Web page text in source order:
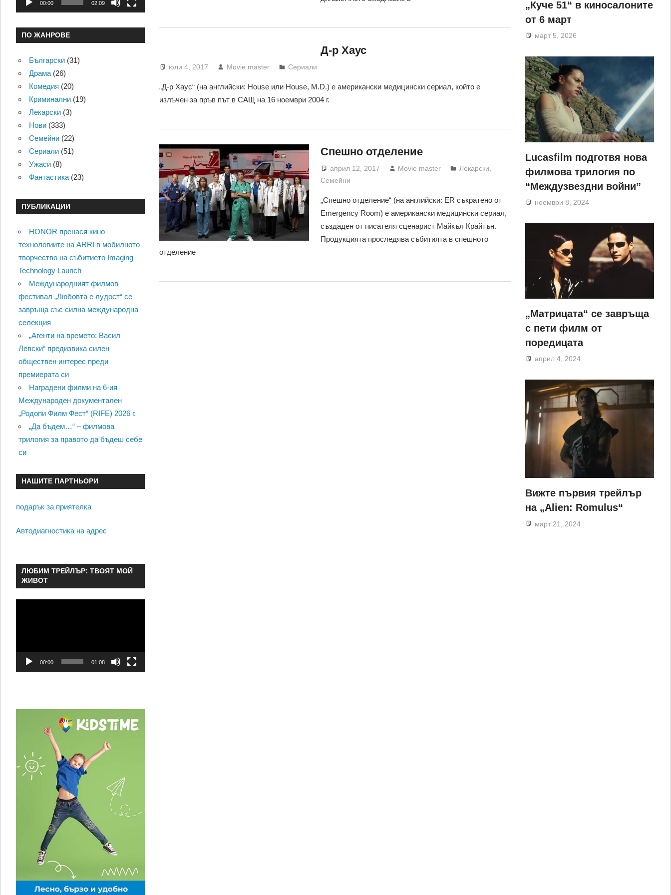
Д-р Хаус
юли 4, 2017 Movie master Сериали
„Д-р Хаус“ (на английски: House или House, M.D.) е американски медицински сериал, който е
излъчен за пръв път в САЩ на 16 ноември 2004 г.
Спешно отделение
април 12, 2017 Movie master Лекарски
Семейни
„Спешно отделение“ (на английски: ER съкратено от
Emergency Room) е американски медицински сериал,
създаден от писателя сценарист Майкъл Крайтън.
Продукцията проследява събитията в спешното
отделение
00:00 02:09
ПО ЖАНРОВЕ
Български(31)
Драма(26)
Комедия (20)
Криминални(19)
Лекарски(3)
Нови(333)
Семейни(22)
Сериали(51)
Ужаси(8)
Фантастика(23)
ПУБЛИКАЦИИ
HONOR пренася кино
технологиите на ARRI в мобилното
творчество на събитието Imaging
Technology Launch
Международният филмов
фестивал „Любовта е лудост“ се
завръща със силна международна
селекция
„Агенти на времето: Васил
Левски“ предизвика силен
обществен интерес преди
премиерата си
Наградени филми на 6-ия
Международен документален
„Родопи Филм Фест“ (RIFE) 2026 г.
„Да бъдем…“ – филмова
трилогия за правото да бъдеш себе
си
НАШИТЕ ПАРТНЬОРИ
подарък за приятелка
Автодиагностика на адрес
ЛЮБИМ ТРЕЙЛЪР: ТВОЯТ МОЙ
ЖИВОТ
00:00 01:08
„Куче 51“ в киносалоните
от 6 март
март 5, 2026
Lucasfilm подготвя нова
филмова трилогия по
“Междузвездни войни”
ноември 8, 2024
„Матрицата“ се завръща
с пети филм от
поредицата
април 4, 2024
Вижте първия трейлър
на „Alien: Romulus“
март 21, 2024